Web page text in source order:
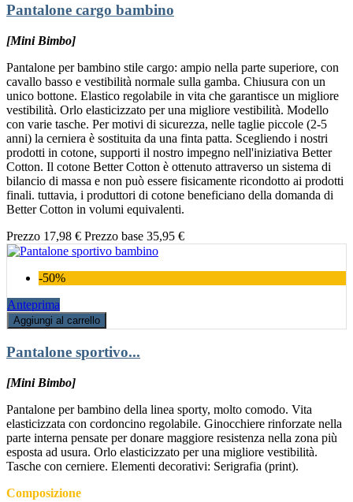
Pantalone cargo bambino
[Mini Bimbo]
Pantalone per bambino stile cargo: ampio nella parte superiore, con
cavallo basso e vestibilità normale sulla gamba. Chiusura con un
unico bottone. Elastico regolabile in vita che garantisce un migliore
vestibilità. Orlo elasticizzato per una migliore vestibilità. Modello
con varie tasche. Per motivi di sicurezza, nelle taglie piccole (2-5
anni) la cerniera è sostituita da una finta patta. Scegliendo i nostri
prodotti in cotone, supporti il nostro impegno nell'iniziativa Better
Cotton. Il cotone Better Cotton è ottenuto attraverso un sistema di
bilancio di massa e non può essere fisicamente ricondotto ai prodotti
finali. tuttavia, i produttori di cotone beneficiano della domanda di
Better Cotton in volumi equivalenti.
Prezzo 17,98 € Prezzo base 35,95 €
-50%
Anteprima
Aggiungi al carrello
Pantalone sportivo...
[Mini Bimbo]
Pantalone per bambino della linea sporty, molto comodo. Vita
elasticizzata con cordoncino regolabile. Ginocchiere rinforzate nella
parte interna pensate per donare maggiore resistenza nella zona più
esposta ad usura. Orlo elasticizzato per una migliore vestibilità.
Tasche con cerniere. Elementi decorativi: Serigrafia (print).
Composizione